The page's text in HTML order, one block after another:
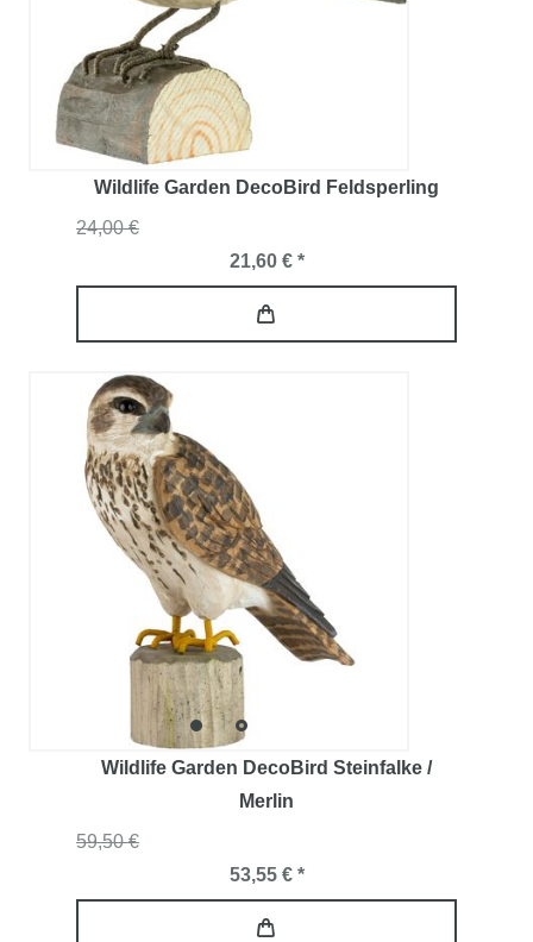
Wildlife Garden DecoBird Feldsperling
24,00 €
21,60 € *
Wildlife Garden DecoBird Steinfalke /
Merlin
59,50 €
53,55 € *